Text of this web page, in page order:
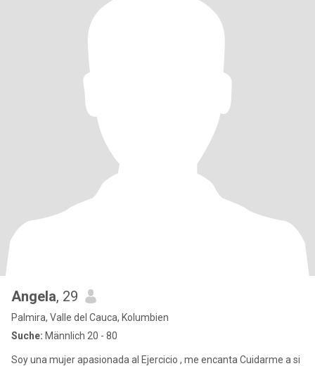
Angela, 29
Palmira, Valle del Cauca, Kolumbien
Suche: Männlich 20 - 80
Soy una mujer apasionada al Ejercicio , me encanta Cuidarme a si